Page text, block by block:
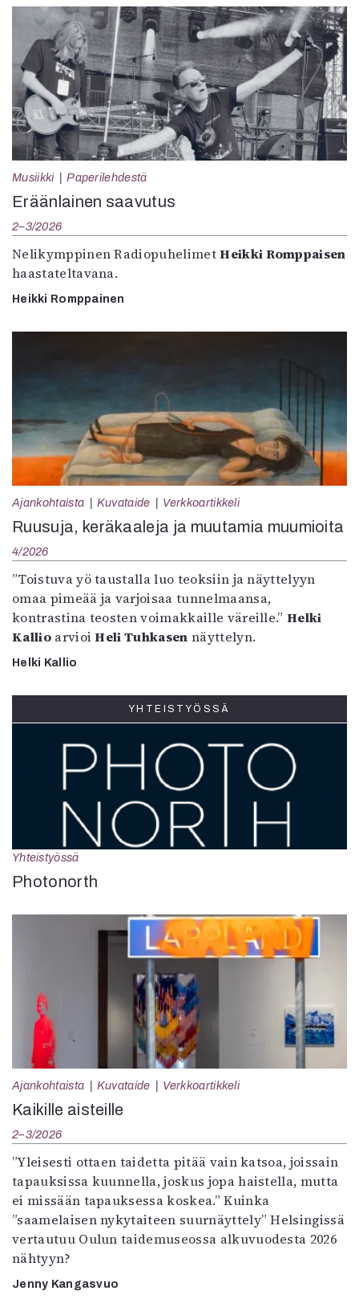
Musiikki Paperilehdestä
Eräänlainen saavutus
2–3/2026
Nelikymppinen RadiopuhelimetHeikki Romppaisen
haastateltavana.
Heikki Romppainen
Ajankohtaista Kuvataide Verkkoartikkeli
Ruusuja, keräkaaleja ja muutamia muumioita
4/2026
”Toistuva yö taustalla luo teoksiin ja näyttelyyn
omaa pimeää ja varjoisaa tunnelmaansa,
kontrastina teosten voimakkaille väreille.”Helki
KallioarvioiHeli Tuhkasen näyttelyn.
Helki Kallio
YHTEISTYÖSSÄ
Yhteistyössä
Photonorth
Ajankohtaista Kuvataide Verkkoartikkeli
Kaikille aisteille
2–3/2026
”Yleisesti ottaen taidetta pitää vain katsoa, joissain
tapauksissa kuunnella, joskus jopa haistella, mutta
ei missään tapauksessa koskea.” Kuinka
”saamelaisen nykytaiteen suurnäyttely” Helsingissä
vertautuu Oulun taidemuseossa alkuvuodesta 2026
nähtyyn?
Jenny Kangasvuo